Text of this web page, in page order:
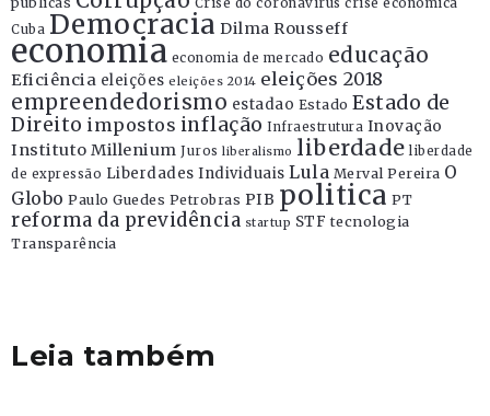
Cuba Democracia Dilma Rousseff
economia economia de mercado educação
Eficiência eleições eleições 2014 eleições 2018
empreendedorismo estadao Estado Estado de
Direito impostos inflação Infraestrutura Inovação
Instituto Millenium Juros liberalismo liberdade liberdade
de expressão Liberdades Individuais Lula Merval Pereira O
Globo Paulo Guedes Petrobras PIB politica PT
reforma da previdência startup STF tecnologia
Transparência
Leia também